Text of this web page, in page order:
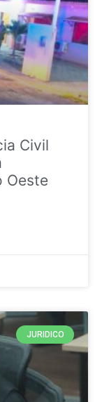
Civil
Oeste
JURIDICO